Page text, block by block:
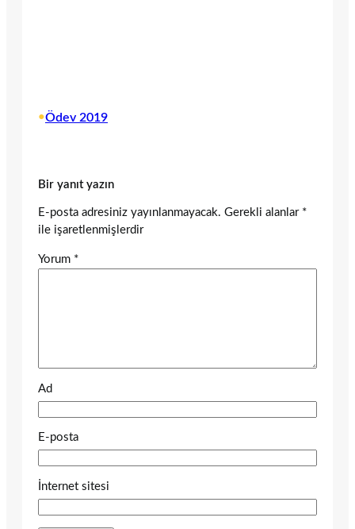
•Ödev 2019
Bir yanıt yazın
E-posta adresiniz yayınlanmayacak. Gerekli alanlar *
ile işaretlenmişlerdir
Yorum *
Ad
E-posta
İnternet sitesi